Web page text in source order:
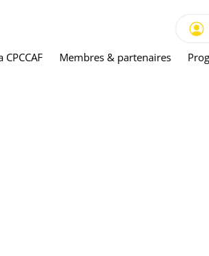
CPCCAF Membres & partenaires